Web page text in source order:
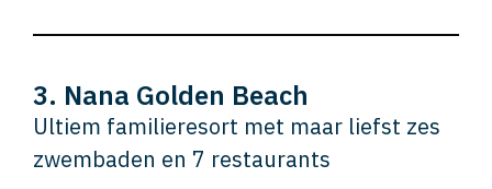
3. Nana Golden Beach
Ultiem familieresort met maar liefst zes
zwembaden en 7 restaurants